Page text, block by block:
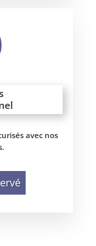
avec nos